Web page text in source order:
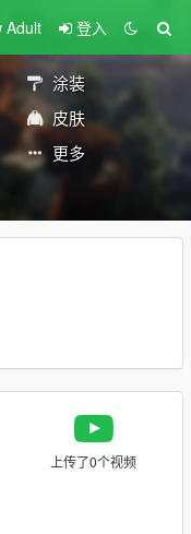
Adult 登入
涂装
皮肤
更多
上传了0个视频